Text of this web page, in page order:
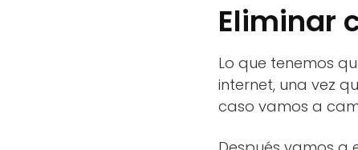
Eliminar
Lo que tenemos
internet, una vez
caso vamos a